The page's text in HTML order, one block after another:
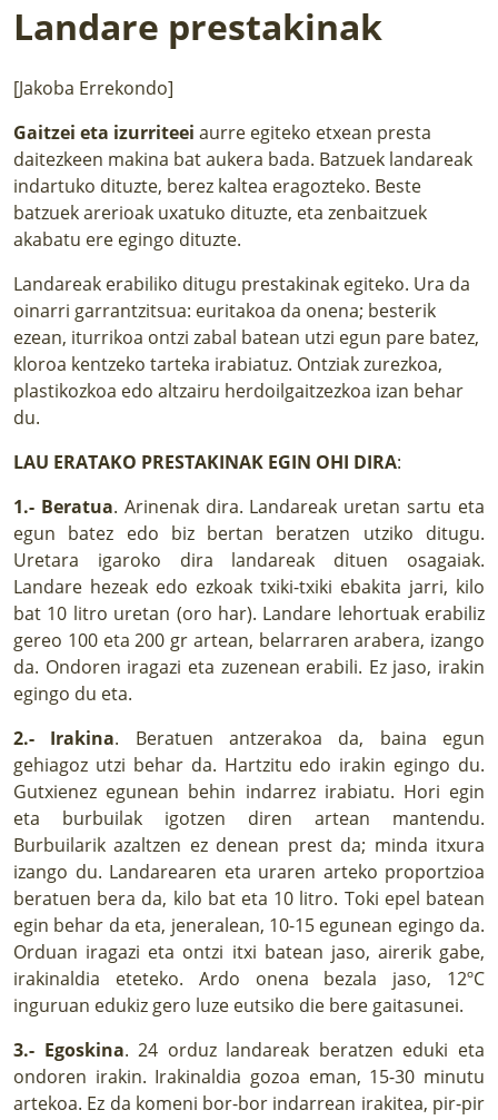
Landare prestakinak
[Jakoba Errekondo]
Gaitzei eta izurriteei aurre egiteko etxean presta
daitezkeen makina bat aukera bada. Batzuek landareak
indartuko dituzte, berez kaltea eragozteko. Beste
batzuek arerioak uxatuko dituzte, eta zenbaitzuek
akabatu ere egingo dituzte.
Landareak erabiliko ditugu prestakinak egiteko. Ura da
oinarri garrantzitsua: euritakoa da onena; besterik
ezean, iturrikoa ontzi zabal batean utzi egun pare batez,
kloroa kentzeko tarteka irabiatuz. Ontziak zurezkoa,
plastikozkoa edo altzairu herdoilgaitzezkoa izan behar
du.
LAU ERATAKO PRESTAKINAK EGIN OHI DIRA:
1.- Beratua. Arinenak dira. Landareak uretan sartu eta
egun batez edo biz bertan beratzen utziko ditugu.
Uretara igaroko dira landareak dituen osagaiak.
Landare hezeak edo ezkoak txiki-txiki ebakita jarri, kilo
bat 10 litro uretan (oro har). Landare lehortuak erabiliz
gereo 100 eta 200 gr artean, belarraren arabera, izango
da. Ondoren iragazi eta zuzenean erabili. Ez jaso, irakin
egingo du eta.
2.- Irakina. Beratuen antzerakoa da, baina egun
gehiagoz utzi behar da. Hartzitu edo irakin egingo du.
Gutxienez egunean behin indarrez irabiatu. Hori egin
eta burbuilak igotzen diren artean mantendu.
Burbuilarik azaltzen ez denean prest da; minda itxura
izango du. Landarearen eta uraren arteko proportzioa
beratuen bera da, kilo bat eta 10 litro. Toki epel batean
egin behar da eta, jeneralean, 10-15 egunean egingo da.
Orduan iragazi eta ontzi itxi batean jaso, airerik gabe,
irakinaldia eteteko. Ardo onena bezala jaso, 12ºC
inguruan edukiz gero luze eutsiko die bere gaitasunei.
3.- Egoskina. 24 orduz landareak beratzen eduki eta
ondoren irakin. Irakinaldia gozoa eman, 15-30 minutu
artekoa. Ez da komeni bor-bor indarrean irakitea, pir-pir